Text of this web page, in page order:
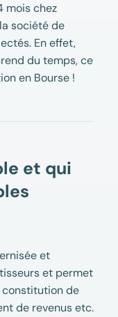
mois chez
société de
En effet,
du temps, ce
en Bourse !
et qui
et
et permet
constitution de
de revenus etc.